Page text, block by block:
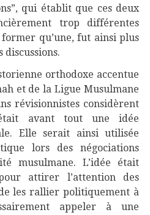
qui établit que ces deux
trop différentes
qu’une, fut ainsi plus
discussions.
orthodoxe accentue
et de la Ligue Musulmane
révisionnistes considèrent
avant tout une idée
Elle serait ainsi utilisée
lors des négociations
musulmane. L’idée était
attirer l’attention des
les rallier politiquement à
appeler à une